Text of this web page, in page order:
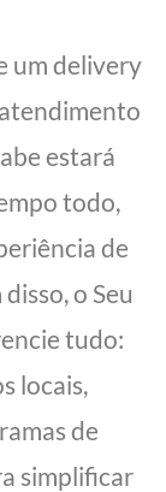
um delivery
estará
todo,
de
o Seu
tudo:
locais,
de
simplificar